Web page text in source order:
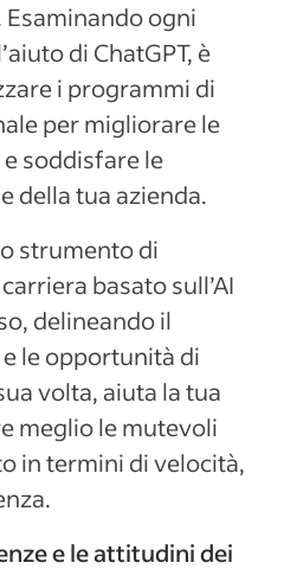
ogni
di ChatGPT, è
i programmi di
per migliorare le
e soddisfare le
della tua azienda.
strumento di
basato sull’AI
delineando il
le opportunità di
volta, aiuta la tua
meglio le mutevoli
in termini di velocità,
e le attitudini dei